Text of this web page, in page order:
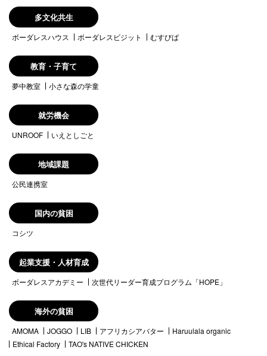
多文化共生
ボーダレスハウス ボーダレスビジット むすびば
教育・子育て
夢中教室 小さな森の学童
就労機会
UNROOF いえとしごと
地域課題
公民連携室
国内の貧困
コシツ
起業支援・人材育成
ボーダレスアカデミー 次世代リーダー育成プログラム「HOPE」
海外の貧困
AMOMA JOGGO LIB アフリカシアバター
Haruulala organic
Ethical Factory
TAO's NATIVE CHICKEN